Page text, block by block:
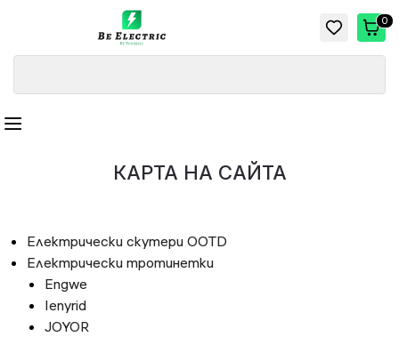
0
КАРТА НА САЙТА
Електрически скутери OOTD
Електрически тротинетки
Engwe
Ienyrid
JOYOR